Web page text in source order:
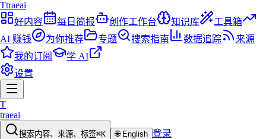
Ttraeai
好内容
每日简报 创作工作台 知识库
工具箱
AI 赚钱
为你推荐 专题 搜索指南 数据追踪
来源
我的订阅
学 AI
设置
T
traeai
搜索内容、来源、标签⌘K 🌐 English 登录